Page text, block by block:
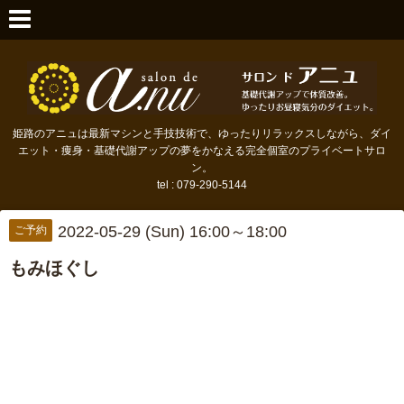
姫路のアニュは最新マシンと手技技術で、ゆったりリラックスしながら、ダイ
エット・痩身・基礎代謝アップの夢をかなえる完全個室のプライベートサロ
ン。
tel : 079-290-5144
ご予約 2022-05-29 (Sun) 16:00～18:00
もみほぐし